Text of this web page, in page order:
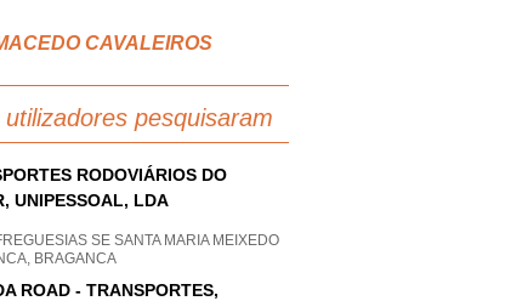
CAVALEIROS
pesquisaram
RODOVIÁRIOS DO
UNIPESSOAL, LDA
SE SANTA MARIA MEIXEDO
BRAGANCA
ROAD - TRANSPORTES,